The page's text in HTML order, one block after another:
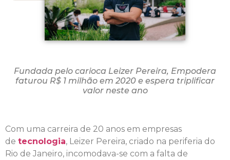
Fundada pelo carioca Leizer Pereira, Empodera
faturou R$ 1 milhão em 2020 e espera triplificar
valor neste ano
Com uma carreira de 20 anos em empresas
de tecnologia, Leizer Pereira, criado na periferia do
Rio de Janeiro, incomodava-se com a falta de